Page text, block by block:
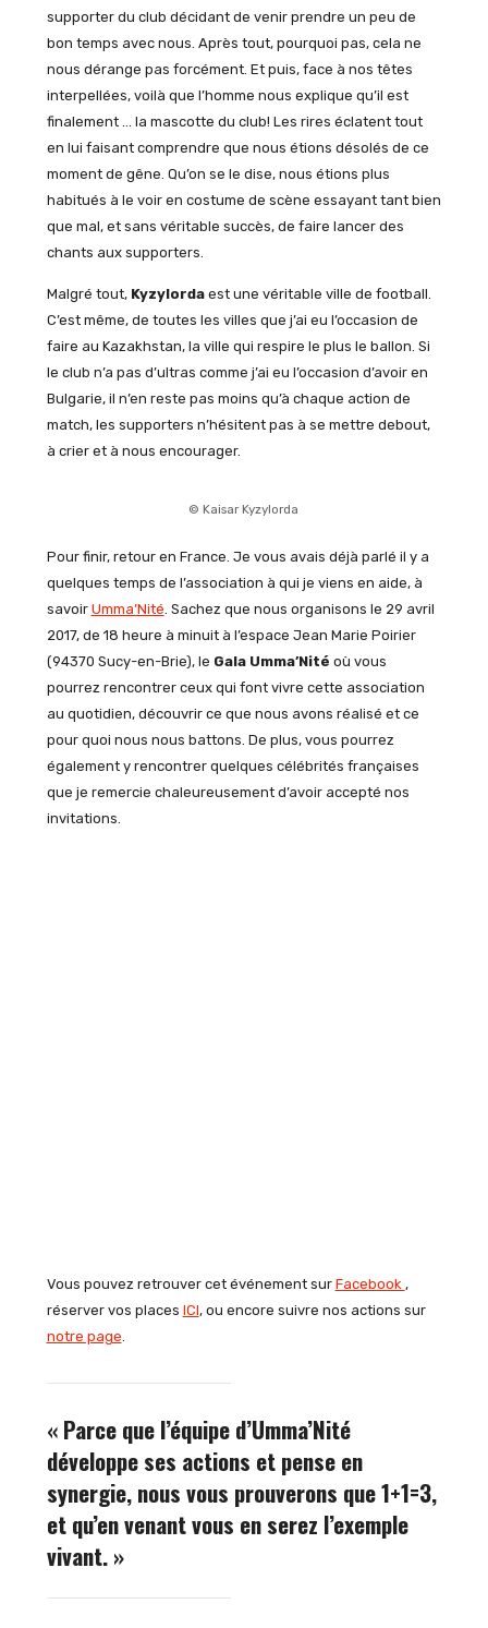
supporter du club décidant de venir prendre un peu de
bon temps avec nous. Après tout, pourquoi pas, cela ne
nous dérange pas forcément. Et puis, face à nos têtes
interpellées, voilà que l’homme nous explique qu’il est
finalement … la mascotte du club! Les rires éclatent tout
en lui faisant comprendre que nous étions désolés de ce
moment de gêne. Qu’on se le dise, nous étions plus
habitués à le voir en costume de scène essayant tant bien
que mal, et sans véritable succès, de faire lancer des
chants aux supporters.
Malgré tout, Kyzylordaest une véritable ville de football.
C’est même, de toutes les villes que j’ai eu l’occasion de
faire au Kazakhstan, la ville qui respire le plus le ballon. Si
le club n’a pas d’ultras comme j’ai eu l’occasion d’avoir en
Bulgarie, il n’en reste pas moins qu’à chaque action de
match, les supporters n’hésitent pas à se mettre debout,
à crier et à nous encourager.
© Kaisar Kyzylorda
Pour finir, retour en France. Je vous avais déjà parlé il y a
quelques temps de l’association à qui je viens en aide, à
savoir Umma’Nité. Sachez que nous organisons le 29 avril
2017, de 18 heure à minuit à l’espace Jean Marie Poirier
(94370 Sucy-en-Brie), le Gala Umma’Nité où vous
pourrez rencontrer ceux qui font vivre cette association
au quotidien, découvrir ce que nous avons réalisé et ce
pour quoi nous nous battons. De plus, vous pourrez
également y rencontrer quelques célébrités françaises
que je remercie chaleureusement d’avoir accepté nos
invitations.
Vous pouvez retrouver cet événement sur Facebook ,
réserver vos places ICI, ou encore suivre nos actions sur
notre page.
« Parce que l’équipe d’Umma’Nité
développe ses actions et pense en
synergie, nous vous prouverons que 1+1=3,
et qu’en venant vous en serez l’exemple
vivant. »